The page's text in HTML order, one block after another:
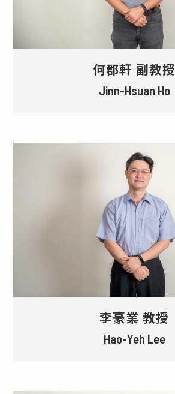
何郡軒 副教授
Jinn-Hsuan Ho
李豪業 教授
Hao-Yeh Lee